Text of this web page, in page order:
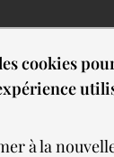
cookies
à la